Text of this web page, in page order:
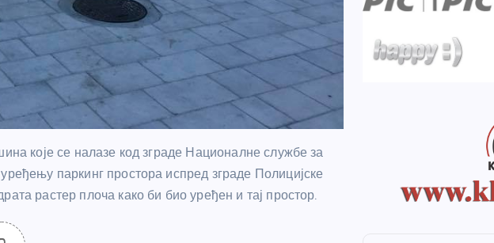
које се налазе код зграде Националне службе за
паркинг простора испред зграде Полицијске
растер плоча како би био уређен и тај простор.